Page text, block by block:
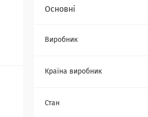
Основні
Виробник
Країна виробник
Стан